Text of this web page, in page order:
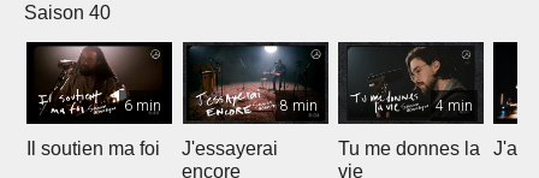
Saison 40
6 min
Il soutien ma foi
8 min
J'essayerai
encore
4 min
Tu me donnes la
vie
J'ai